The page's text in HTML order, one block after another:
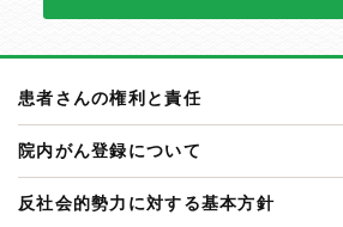
患者さんの権利と責任
院内がん登録について
反社会的勢力に対する基本方針